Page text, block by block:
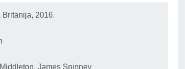
Britanija, 2016.
James Spinney